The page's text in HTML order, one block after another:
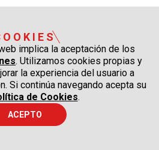
implica la aceptación de los
. Utilizamos cookies propias y
la experiencia del usuario a
Si continúa navegando acepta su
de Cookies.
ACEPTO